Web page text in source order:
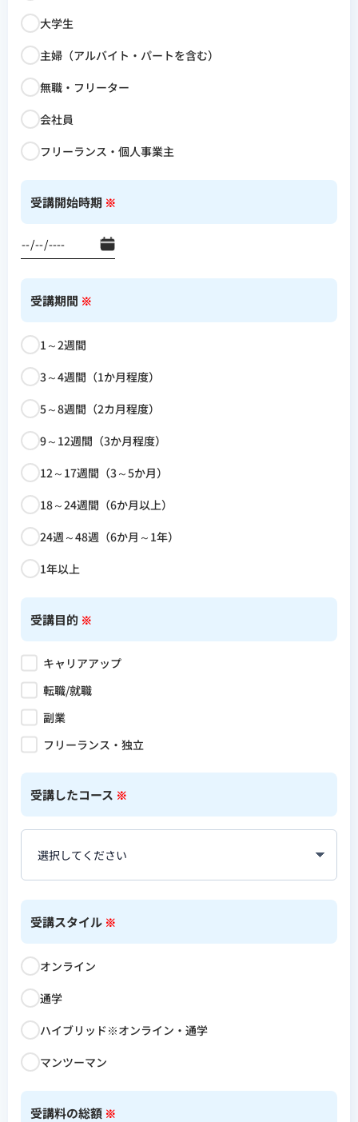
大学生
主婦（アルバイト・パートを含む）
無職・フリーター
会社員
フリーランス・個人事業主
受講開始時期 ※
受講期間 ※
1～2週間
3～4週間（1か月程度）
5～8週間（2カ月程度）
9～12週間（3か月程度）
12～17週間（3～5か月）
18～24週間（6か月以上）
24週～48週（6か月～1年）
1年以上
受講目的 ※
キャリアアップ
転職/就職
副業
フリーランス・独立
受講したコース ※
受講スタイル ※
オンライン
通学
ハイブリッド※オンライン・通学
マンツーマン
受講料の総額 ※